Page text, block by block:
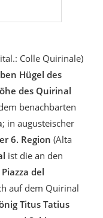
Colle Quirinale)
Hügel des
des Quirinal
benachbarten
; in augusteischer
6. Region (Alta
ist die an den
Piazza del
auf dem Quirinal
Titus Tatius